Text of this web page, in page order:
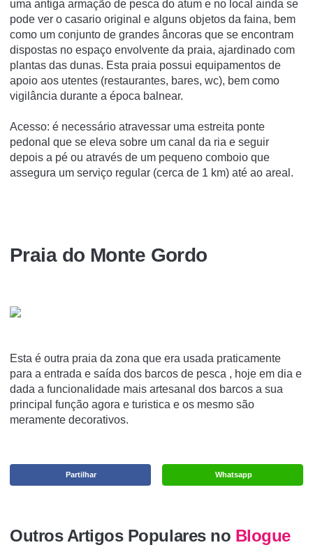
uma antiga armação de pesca do atum e no local ainda se
pode ver o casario original e alguns objetos da faina, bem
como um conjunto de grandes âncoras que se encontram
dispostas no espaço envolvente da praia, ajardinado com
plantas das dunas. Esta praia possui equipamentos de
apoio aos utentes (restaurantes, bares, wc), bem como
vigilância durante a época balnear.
Acesso: é necessário atravessar uma estreita ponte
pedonal que se eleva sobre um canal da ria e seguir
depois a pé ou através de um pequeno comboio que
assegura um serviço regular (cerca de 1 km) até ao areal.
Praia do Monte Gordo
Esta é outra praia da zona que era usada praticamente
para a entrada e saída dos barcos de pesca , hoje em dia e
dada a funcionalidade mais artesanal dos barcos a sua
principal função agora e turistica e os mesmo são
meramente decorativos.
Whatsapp
Partilhar
Outros Artigos Populares no Blogue